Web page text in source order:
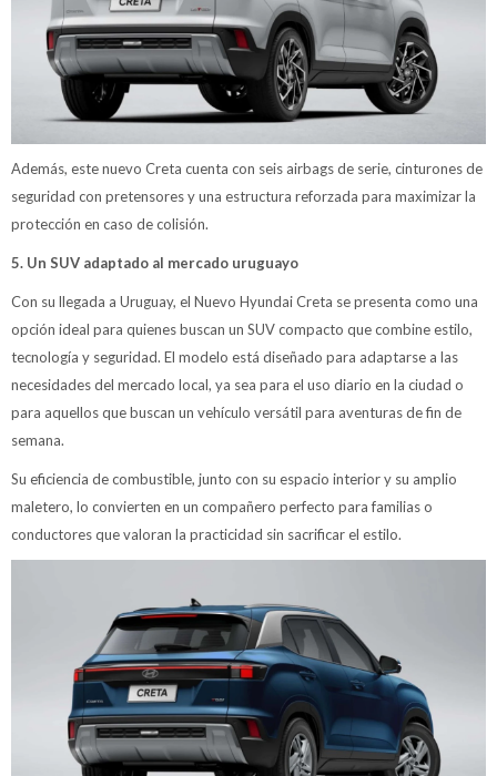
Además, este nuevo Creta cuenta con seis airbags de serie, cinturones de
seguridad con pretensores y una estructura reforzada para maximizar la
protección en caso de colisión.
5. Un SUV adaptado al mercado uruguayo
Con su llegada a Uruguay, el Nuevo Hyundai Creta se presenta como una
opción ideal para quienes buscan un SUV compacto que combine estilo,
tecnología y seguridad. El modelo está diseñado para adaptarse a las
necesidades del mercado local, ya sea para el uso diario en la ciudad o
para aquellos que buscan un vehículo versátil para aventuras de fin de
semana.
Su eficiencia de combustible, junto con su espacio interior y su amplio
maletero, lo convierten en un compañero perfecto para familias o
conductores que valoran la practicidad sin sacrificar el estilo.